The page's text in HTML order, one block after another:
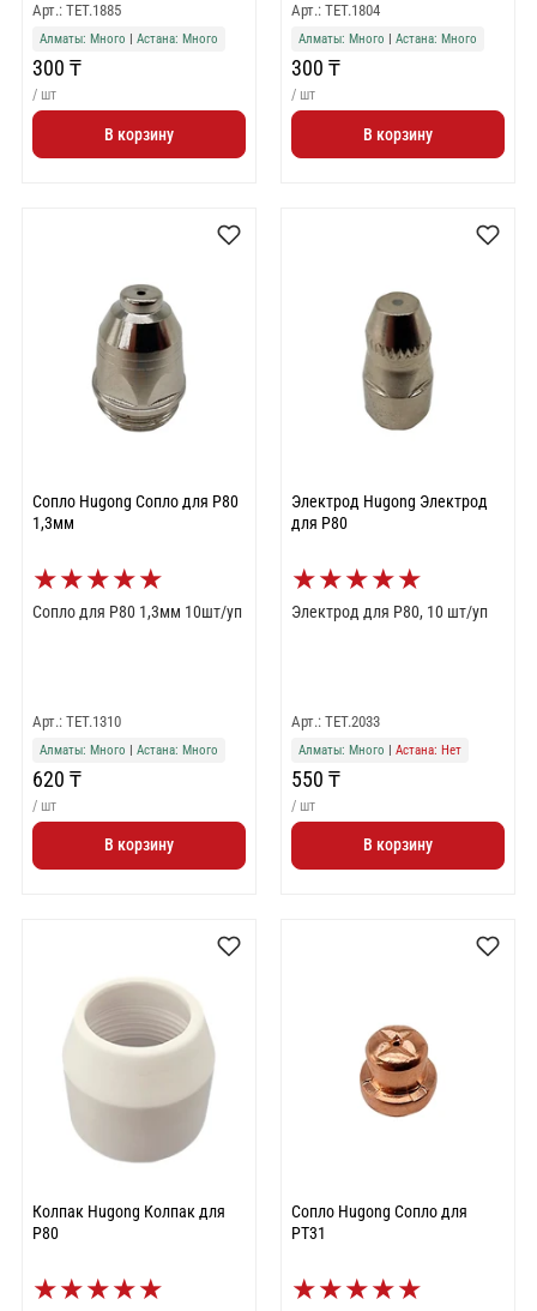
Арт.: TET.1885
Алматы: Много Астана: Много
300 ₸
/ шт
В корзину
Арт.: TET.1804
Алматы: Много Астана: Много
300 ₸
/ шт
В корзину
Сопло Hugong Сопло для Р80
1,3мм
★★★★★
Сопло для Р80 1,3мм 10шт/уп
Арт.: TET.1310
Алматы: Много | Астана: Много
620 ₸
/ шт
В корзину
Электрод Hugong Электрод
для Р80
★★★★★
Электрод для Р80, 10 шт/уп
Арт.: TET.2033
Алматы: Много | Астана: Нет
550 ₸
/ шт
В корзину
Колпак Hugong Колпак для
Р80
★★★★★
Сопло Hugong Сопло для
РТ31
★★★★★